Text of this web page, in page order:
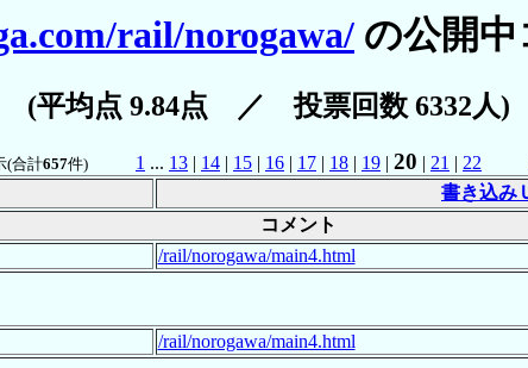
rail/norogawa/ の公開
(平均点 9.84点 ／ 投票回数 6332人)
(合計657件) 1 ... 13 | 14 | 15 | 16 | 17 | 18 | 19 | 20 | 21 | 22
書き込み
コメント
/rail/norogawa/main4.html
/rail/norogawa/main4.html